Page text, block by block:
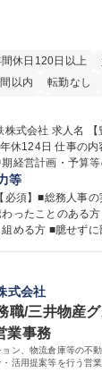
間休日120日以上
以内
転勤なし
昼食補助あり
人事】経験者歓迎！/
て採用関係業務、人材
経営計画・予算
議の運営等、経
】 ■採用関係業務および
の推進 ■中期経営
の重要会議の運営
急阪神HDグルー
等
必須】■総務人事
方 【求める人物像】 ■探求心を持
める方 ■臆せず
つ主体性を持って
大学 高専 短大 専
式会社
職/三井物産
業事務
ン、物流倉庫等の不
活用提案等を行う営